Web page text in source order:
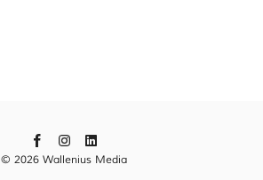
© 2026 Wallenius Media